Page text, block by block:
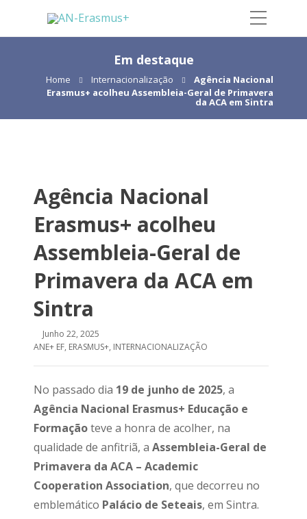
Em destaque
Home Internacionalização
Agência Nacional
Erasmus+ acolheu Assembleia-Geral de Primavera
da ACA em Sintra
Agência Nacional
Erasmus+ acolheu
Assembleia-Geral de
Primavera da ACA em
Sintra
Junho 22, 2025
ANE+ EF, ERASMUS+, INTERNACIONALIZAÇÃO
No passado dia 19 de junho de 2025, a
Agência Nacional Erasmus+ Educação e
Formaçãoteve a honra de acolher, na
qualidade de anfitriã, a Assembleia-Geral de
Primavera da ACA – Academic
Cooperation Association, que decorreu no
emblemático Palácio de Seteais, em Sintra.